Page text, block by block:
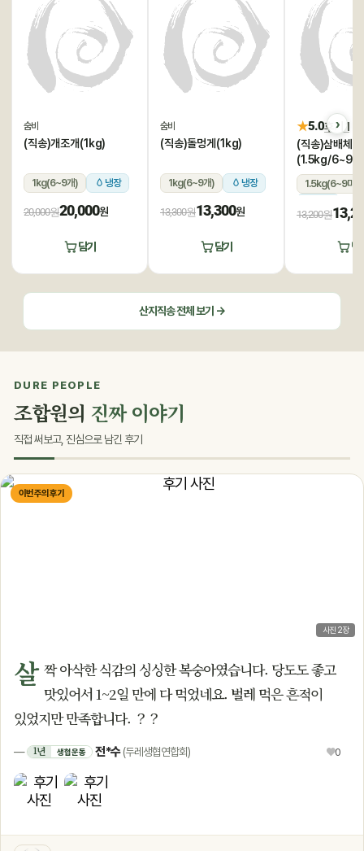
숨비
(직송)개조개(1kg)
1kg(6~9개) 냉장
20,000원20,000원
담기
숨비
(직송)돌멍게(1kg)
1kg(6~9개) 냉장
13,300원13,300원
담기
★5.0후기 1
(직송)삼배체굴
(1.5kg/6~9
1.5kg(6~9미)
13,200원
담
산지직송 전체 보기 →
DURE PEOPLE
조합원의 진짜 이야기
직접 써보고, 진심으로 남긴 후기
이번 주의 후기
사진 2장
살 짝 아삭한 식감의 싱싱한 복숭아였습니다. 당도도 좋고
맛있어서 1~2일 만에 다 먹었네요. 벌레 먹은 흔적이
있었지만 만족합니다. ？？
— 1년 생협운동 전*수(두레생협연합회) ♥0